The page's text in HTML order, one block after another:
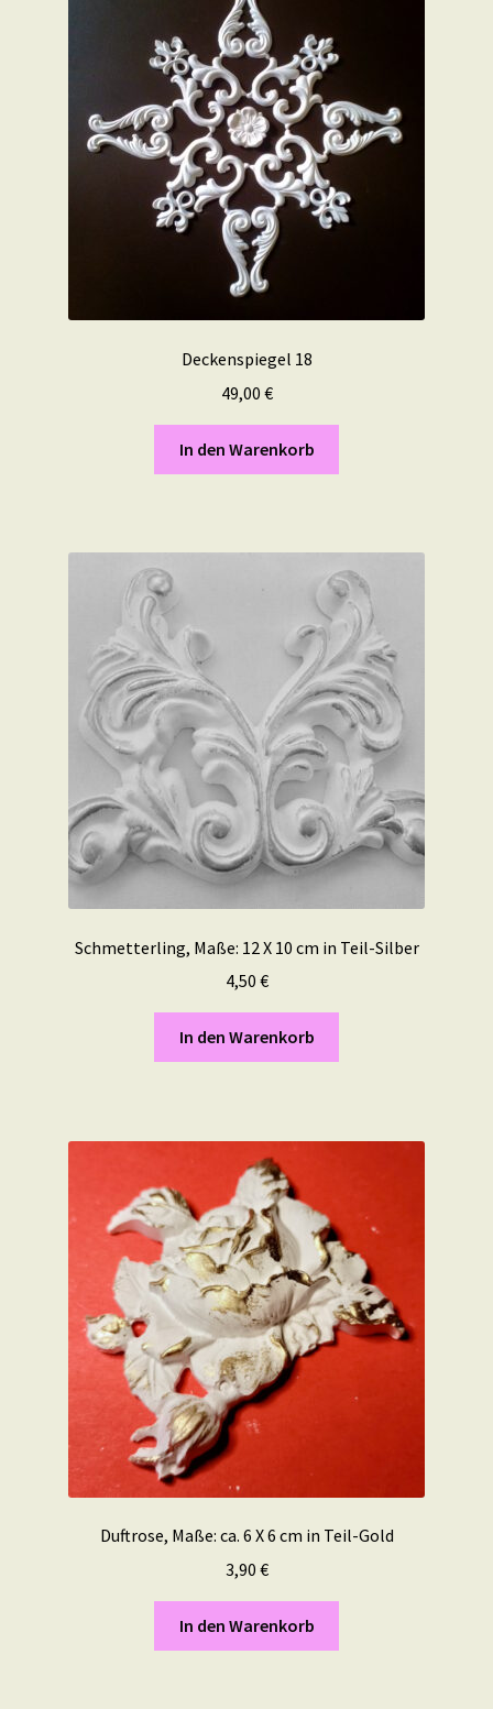
Deckenspiegel 18
49,00 €
In den Warenkorb
Schmetterling, Maße: 12 X 10 cm in Teil-Silber
4,50 €
In den Warenkorb
Duftrose, Maße: ca. 6 X 6 cm in Teil-Gold
3,90 €
In den Warenkorb